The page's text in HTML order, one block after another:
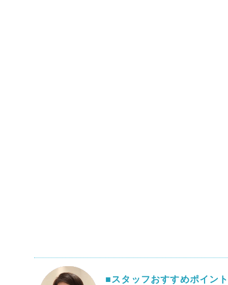
■スタッフおすすめポイント